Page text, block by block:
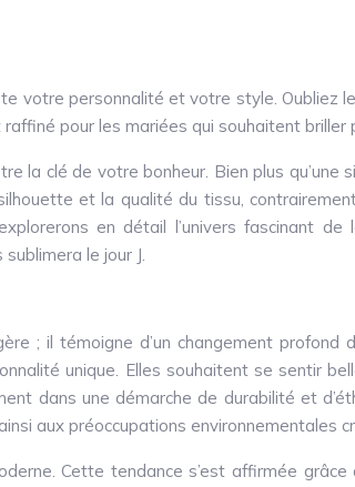
votre personnalité et votre style.
pour les mariées qui souhaitent briller
la clé de votre bonheur. Bien plus
et la qualité du tissu,
en détail l’univers fascinant
le jour J.
; il témoigne d’un changement profond
unique. Elles souhaitent se sentir
dans une démarche de durabilité et
aux préoccupations environnementales
Cette tendance s’est affirmée